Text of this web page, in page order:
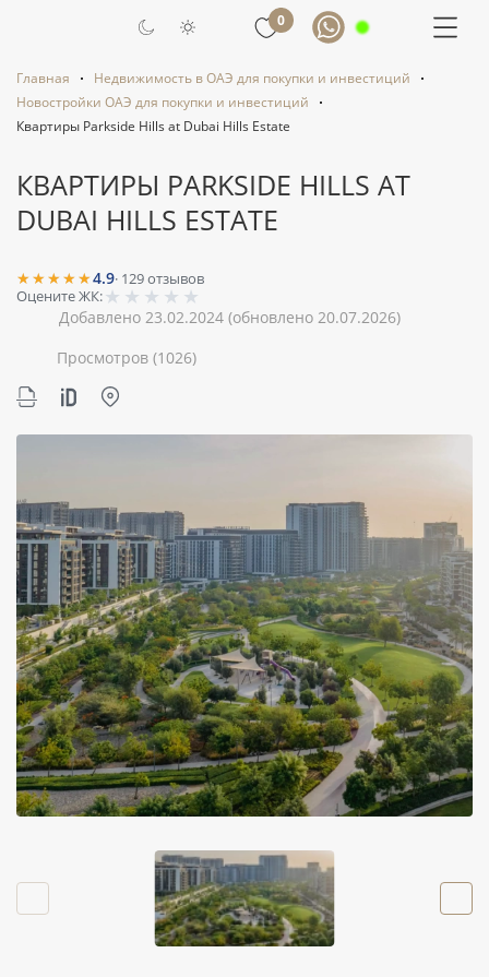
0
Главная
Недвижимость в ОАЭ для покупки и инвестиций
Новостройки ОАЭ для покупки и инвестиций
Квартиры Parkside Hills at Dubai Hills Estate
КВАРТИРЫ PARKSIDE HILLS AT
DUBAI HILLS ESTATE
★★★★★4.9· 129отзывов
Оцените ЖК:★ ★ ★ ★ ★
Добавлено 23.02.2024 (обновлено 20.07.2026)
Просмотров (1026)